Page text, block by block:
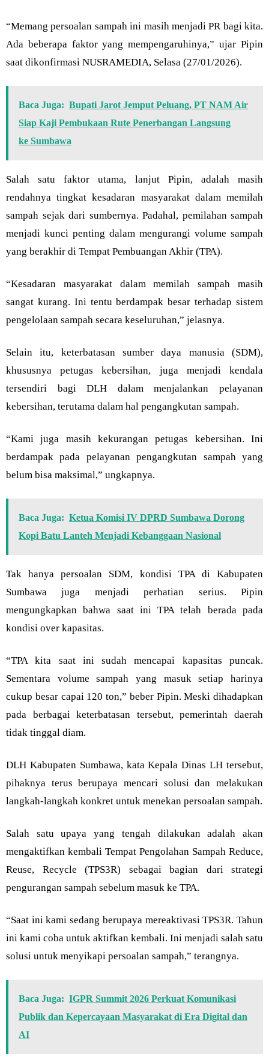
“Memang persoalan sampah ini masih menjadi PR bagi kita.
Ada beberapa faktor yang mempengaruhinya,” ujar Pipin
saat dikonfirmasi NUSRAMEDIA, Selasa (27/01/2026).
Baca Juga: Bupati Jarot Jemput Peluang, PT NAM Air
Siap Kaji Pembukaan Rute Penerbangan Langsung
ke Sumbawa
Salah satu faktor utama, lanjut Pipin, adalah masih
rendahnya tingkat kesadaran masyarakat dalam memilah
sampah sejak dari sumbernya. Padahal, pemilahan sampah
menjadi kunci penting dalam mengurangi volume sampah
yang berakhir di Tempat Pembuangan Akhir (TPA).
“Kesadaran masyarakat dalam memilah sampah masih
sangat kurang. Ini tentu berdampak besar terhadap sistem
pengelolaan sampah secara keseluruhan,” jelasnya.
Selain itu, keterbatasan sumber daya manusia (SDM),
khususnya petugas kebersihan, juga menjadi kendala
tersendiri bagi DLH dalam menjalankan pelayanan
kebersihan, terutama dalam hal pengangkutan sampah.
“Kami juga masih kekurangan petugas kebersihan. Ini
berdampak pada pelayanan pengangkutan sampah yang
belum bisa maksimal,” ungkapnya.
Baca Juga: Ketua Komisi IV DPRD Sumbawa Dorong
Kopi Batu Lanteh Menjadi Kebanggaan Nasional
Tak hanya persoalan SDM, kondisi TPA di Kabupaten
Sumbawa juga menjadi perhatian serius. Pipin
mengungkapkan bahwa saat ini TPA telah berada pada
kondisi over kapasitas.
“TPA kita saat ini sudah mencapai kapasitas puncak.
Sementara volume sampah yang masuk setiap harinya
cukup besar capai 120 ton,” beber Pipin. Meski dihadapkan
pada berbagai keterbatasan tersebut, pemerintah daerah
tidak tinggal diam.
DLH Kabupaten Sumbawa, kata Kepala Dinas LH tersebut,
pihaknya terus berupaya mencari solusi dan melakukan
langkah-langkah konkret untuk menekan persoalan sampah.
Salah satu upaya yang tengah dilakukan adalah akan
mengaktifkan kembali Tempat Pengolahan Sampah Reduce,
Reuse, Recycle (TPS3R) sebagai bagian dari strategi
pengurangan sampah sebelum masuk ke TPA.
“Saat ini kami sedang berupaya mereaktivasi TPS3R. Tahun
ini kami coba untuk aktifkan kembali. Ini menjadi salah satu
solusi untuk menyikapi persoalan sampah,” terangnya.
Baca Juga: IGPR Summit 2026 Perkuat Komunikasi
Publik dan Kepercayaan Masyarakat di Era Digital dan
AI